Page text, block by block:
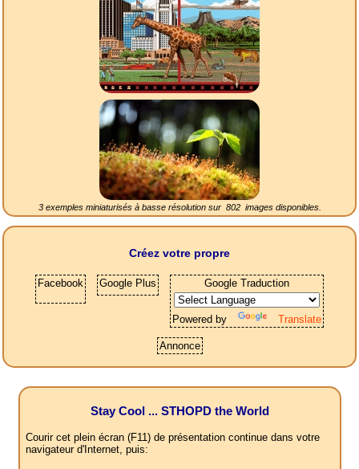
3 exemples miniaturisés à basse résolution sur 802images disponibles.
Créez votre propre
Facebook Google Plus Google Traduction
Powered by Translate
Annonce
Stay Cool ... STHOPD the World
Courir cet plein écran (F11) de présentation continue dans votre
navigateur d'Internet, puis: